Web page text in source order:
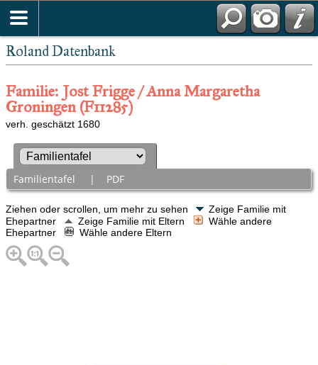
Roland Datenbank
Familie: Jost Frigge / Anna Margaretha
Groningen (F11285)
verh. geschätzt 1680
Familientafel | PDF
Ziehen oder scrollen, um mehr zu sehen
Zeige Familie mit
Ehepartner
Zeige Familie mit Eltern
Wähle andere
Ehepartner
Wähle andere Eltern